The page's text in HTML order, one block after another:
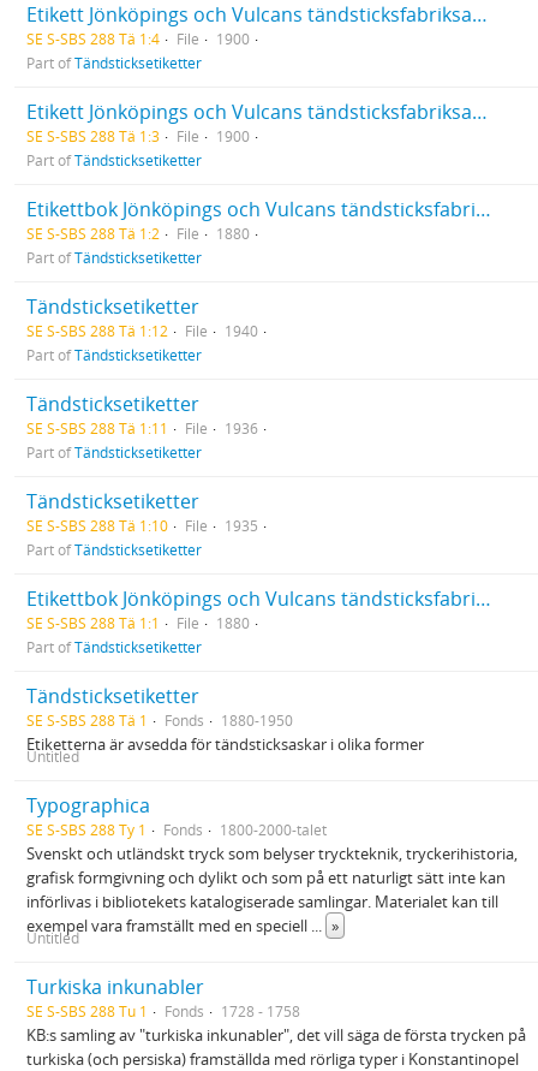
Etikett Jönköpings och Vulcans tändsticksfabriksaktiebolag 5956-7291
SE S-SBS 288 Tä 1:4 File
1900
Part ofTändsticksetiketter
Etikett Jönköpings och Vulcans tändsticksfabriksaktiebolag 3541-5955
SE S-SBS 288 Tä 1:3 File
1900
Part ofTändsticksetiketter
Etikettbok Jönköpings och Vulcans tändsticksfabriksaktiebolag 1507-3540
SE S-SBS 288 Tä 1:2 File
1880
Part ofTändsticksetiketter
Tändsticksetiketter
SE S-SBS 288 Tä 1:12 File
1940
Part ofTändsticksetiketter
Tändsticksetiketter
SE S-SBS 288 Tä 1:11 File
1936
Part ofTändsticksetiketter
Tändsticksetiketter
SE S-SBS 288 Tä 1:10 File
1935
Part ofTändsticksetiketter
Etikettbok Jönköpings och Vulcans tändsticksfabriksaktiebolag 1-1506
SE S-SBS 288 Tä 1:1 File
1880
Part ofTändsticksetiketter
Tändsticksetiketter
SE S-SBS 288 Tä 1 Fonds 1880-1950
Etiketterna är avsedda för tändsticksaskar i olika former
Untitled
Typographica
SE S-SBS 288 Ty 1 Fonds 1800-2000-talet
Svenskt och utländskt tryck som belyser tryckteknik, tryckerihistoria,
grafisk formgivning och dylikt och som på ett naturligt sätt inte kan
införlivas i bibliotekets katalogiserade samlingar. Materialet kan till
exempel vara framställt med en speciell ... »
Untitled
Turkiska inkunabler
SE S-SBS 288 Tu 1 Fonds 1728 - 1758
KB:s samling av "turkiska inkunabler", det vill säga de första trycken på
turkiska (och persiska) framställda med rörliga typer i Konstantinopel